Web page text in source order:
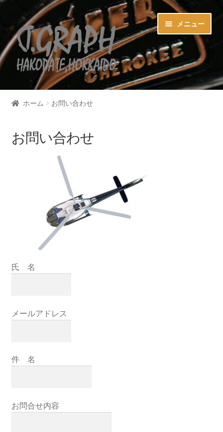
ビ
ゲ
シ
ン
へ
キ
ッ
ン
テ
ツ
ス
キ
プ
メニュー
ホーム
お買い物カゴ
マイアカウント
ホーム お問い合わせ
お問い合わせ
氏 名
メールアドレス
件 名
お問合せ内容